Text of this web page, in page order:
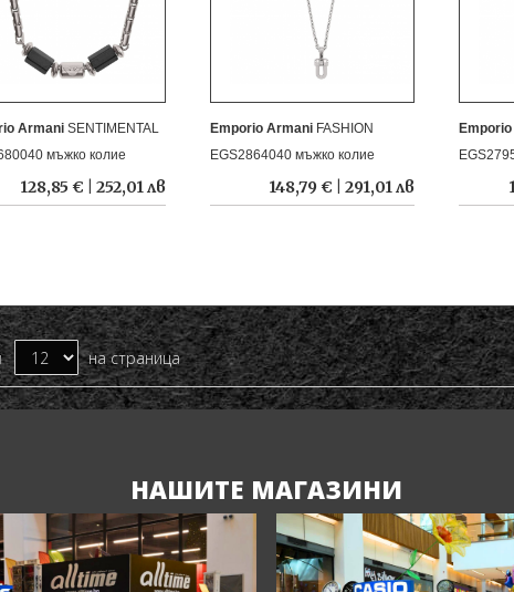
Armani SENTIMENTAL
мъжко колие
128,85 € | 252,01 лв
Emporio Armani FASHION
EGS2864040 мъжко колие
148,79 € | 291,01 лв
на страница
НАШИТЕ МАГАЗИНИ